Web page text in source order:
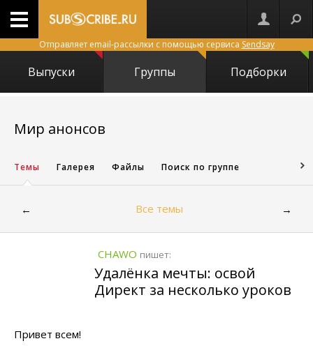
Отправляет email-рассылки с помощью сервиса Sendsay
Выпуски Группы Подборки
Мир анонсов
Темы Галерея Файлы Поиск по группе
← Все темы →
CHAWO пишет:
Удалёнка мечты: освой
Директ за несколько уроков
Привет всем!